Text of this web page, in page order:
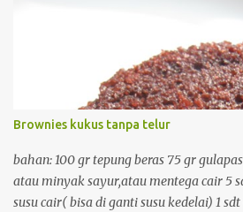
Brownies kukus tanpa telur
bahan: 100 gr tepung beras 75 gr
atau minyak sayur,atau mentega cair 5
susu cair( bisa di ganti susu kedelai) 1